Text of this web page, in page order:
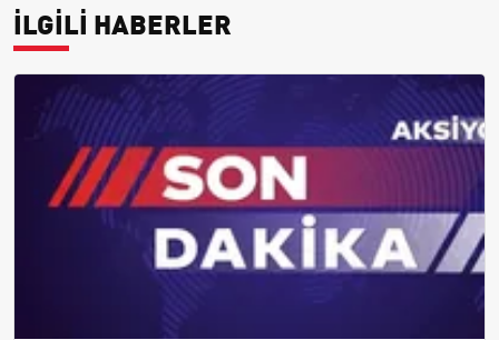
İLGİLİ HABERLER